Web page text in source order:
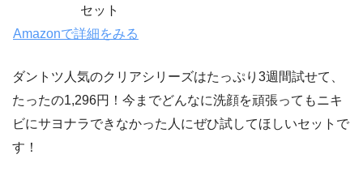
Amazonで詳細をみる
ダントツ人気のクリアシリーズはたっぷり3週間試せて、
たったの1,296円！今までどんなに洗顔を頑張ってもニキ
ビにサヨナラできなかった人にぜひ試してほしいセットで
す！